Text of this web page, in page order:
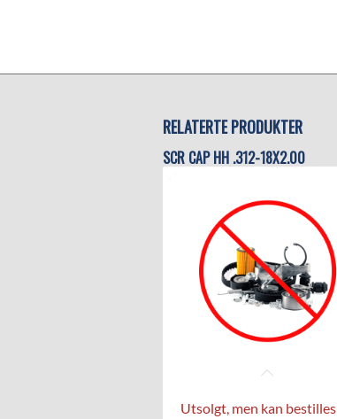
RELATERTE PRODUKTER
SCR CAP HH .312-18X2.00
Utsolgt, men kan bestilles